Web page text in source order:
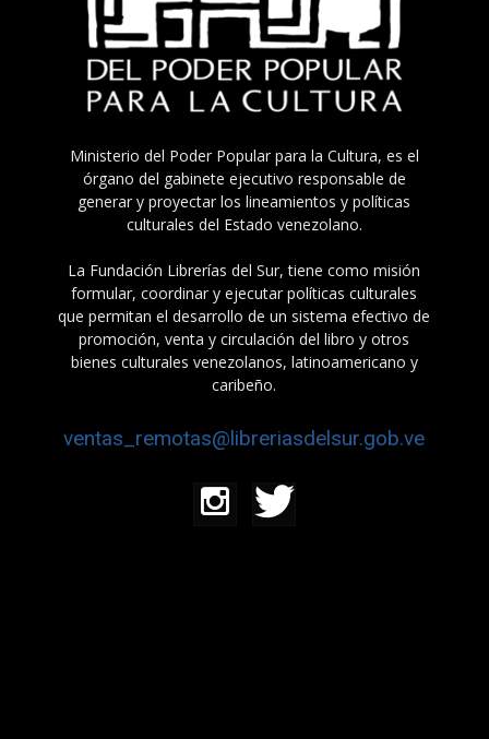
Ministerio del Poder Popular para la Cultura, es el
órgano del gabinete ejecutivo responsable de
generar y proyectar los lineamientos y políticas
culturales del Estado venezolano.
La Fundación Librerías del Sur, tiene como misión
formular, coordinar y ejecutar políticas culturales
que permitan el desarrollo de un sistema efectivo de
promoción, venta y circulación del libro y otros
bienes culturales venezolanos, latinoamericano y
caribeño.
ventas_remotas@libreriasdelsur.gob.ve